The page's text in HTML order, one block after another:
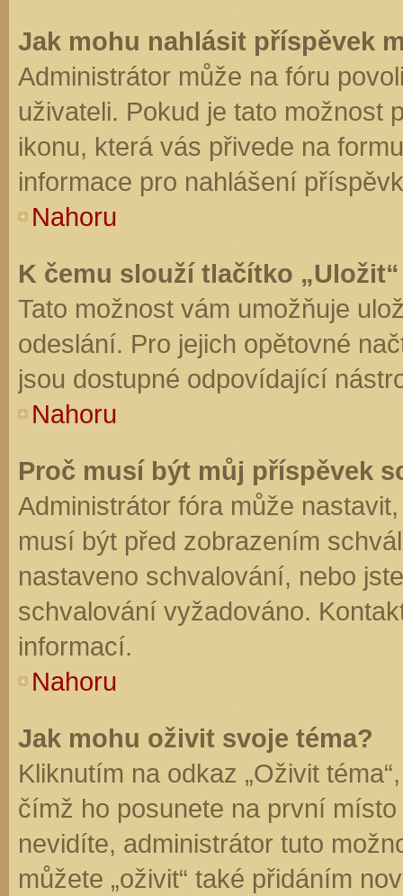
Jak mohu nahlásit příspěvek
Administrátor může na fóru
uživateli. Pokud je tato možnost
ikonu, která vás přivede na
informace pro nahlášení
Nahoru
K čemu slouží tlačítko
Tato možnost vám umožňuje
odeslání. Pro jejich opětovné
jsou dostupné odpovídající
Nahoru
Proč musí být můj příspěvek
Administrátor fóra může
musí být před zobrazením
nastaveno schvalování, nebo
schvalování vyžadováno.
informací.
Nahoru
Jak mohu oživit svoje téma?
Kliknutím na odkaz „Oživit
čímž ho posunete na první
nevidíte, administrátor tuto
můžete „oživit“ také přidáním